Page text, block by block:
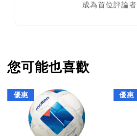
成為首位評論者
您可能也喜歡
優惠 優惠